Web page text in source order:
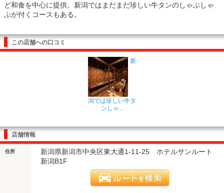
ど和食を中心に提供。新潟ではまだまだ珍しい牛タンのしゃぶしゃ
ぶが付くコースもある。
この店舗への口コミ
新
潟では珍しい牛タ
ンしゃ...
店舗情報
住所
新潟県新潟市中央区東大通1-11-25 ホテルサンルート
新潟B1F